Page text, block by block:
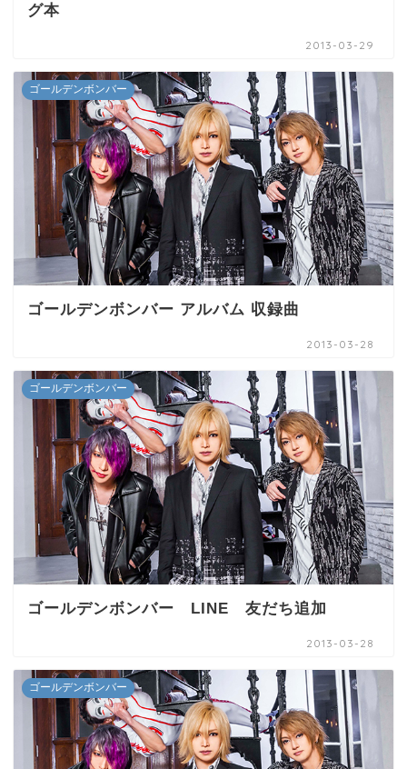
グ本
2013-03-29
ゴールデンボンバー
ゴールデンボンバー アルバム 収録曲
2013-03-28
ゴールデンボンバー
ゴールデンボンバー LINE 友だち追加
2013-03-28
ゴールデンボンバー